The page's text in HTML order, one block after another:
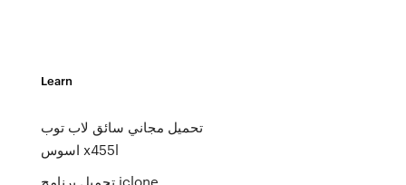
Learn
تحميل مجاني سائق لاب توب
اسوس x455l
تحميل برنامج iclone